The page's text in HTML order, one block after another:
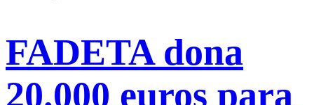
FADETA dona
20.000 euros para